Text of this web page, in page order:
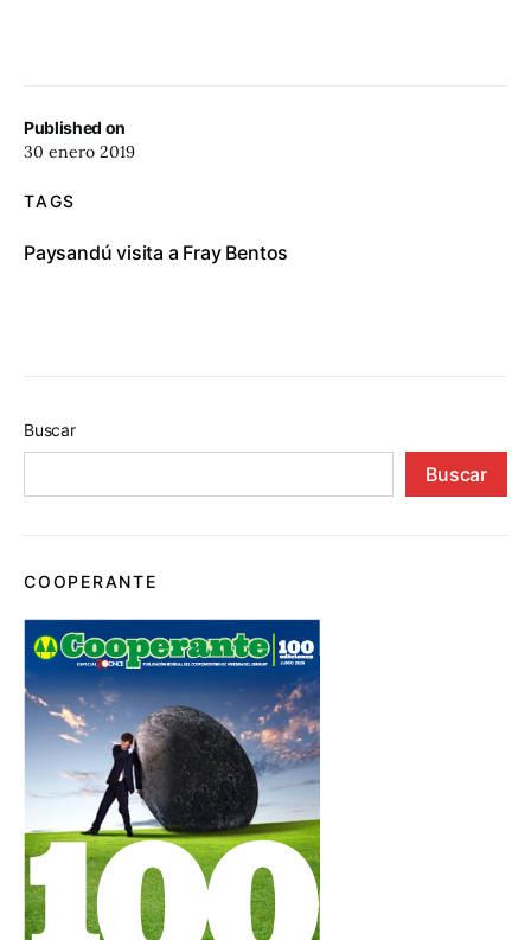
Published on
30 enero 2019
TAGS
Paysandú visita a Fray Bentos
Buscar
Buscar
COOPERANTE